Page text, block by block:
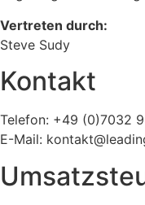
Vertreten durch:
Steve Sudy
Kontakt
Telefon: +49 (0)7032
E-Mail: